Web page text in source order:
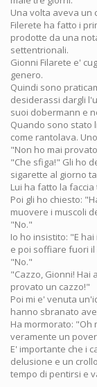
Una volta aveva un
Filerete ha fatto i
prodotte da una
settentrionali.
Gionni Filarete e'
genero.
Quindi sono
desiderassi dargli
suoi dobermann e
Quando sono stato
come rantolava.
"Non ho mai
"Che sfiga!" Gli ho
sigarette al giorno
Lui ha fatto la faccia
Poi gli ho chiesto:
muovere i muscoli
"No."
Io ho insistito: "E
e poi soffiare fuori
"No."
"Cazzo, Gionni! Hai
provato un cazzo!"
Poi mi e' venuta
hanno sbranato
Ha mormorato: "Oh
veramente un
E' importante che i
delusione e un
tempo di pentirsi e